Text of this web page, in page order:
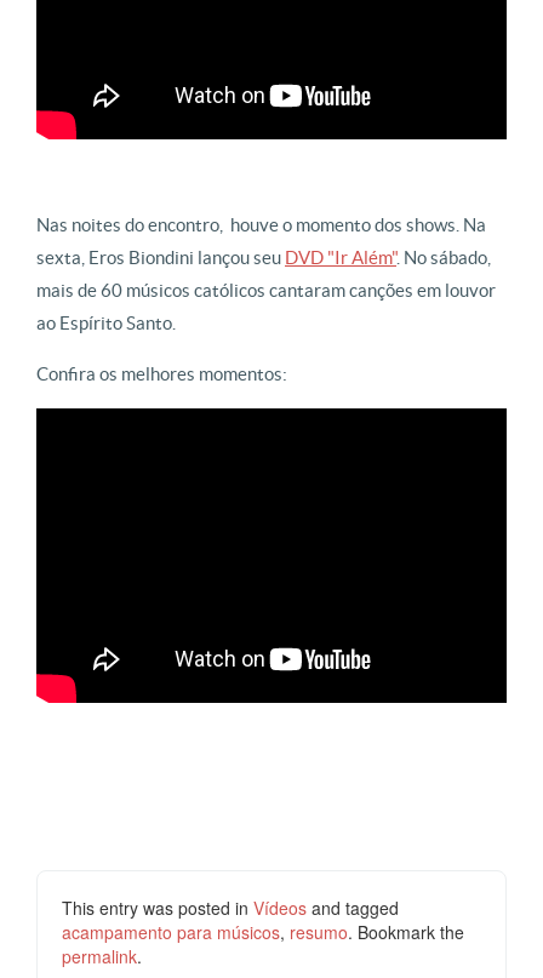
Nas noites do encontro, houve o momento dos shows. Na
sexta, Eros Biondini lançou seu DVD "Ir Além". No sábado,
mais de 60 músicos católicos cantaram canções em louvor
ao Espírito Santo.
Confira os melhores momentos:
This entry was posted in Vídeos and tagged
acampamento para músicos, resumo. Bookmark the
permalink.